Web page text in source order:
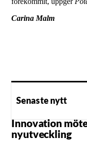
Carina Malm
Senaste nytt
Innovation
nyutveckling